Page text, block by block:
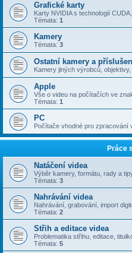
Grafické karty
Karty NVIDIA s technologií
Témata: 1
Kamery
Témata: 3
Ostatní kamery a
Kamery jiných výrobců,
Apple
Vše o videu na počítačích ve
Témata: 1
PC
Počítače vhodné pro zpracování
Práce
Natáčení videa
Výběr kamery, formátu, rady a
Témata: 3
Nahrávání videa
Nahrávání, grabování, import
Témata: 2
Střih a editace videa
Problematika střihu, editace,
Témata: 5